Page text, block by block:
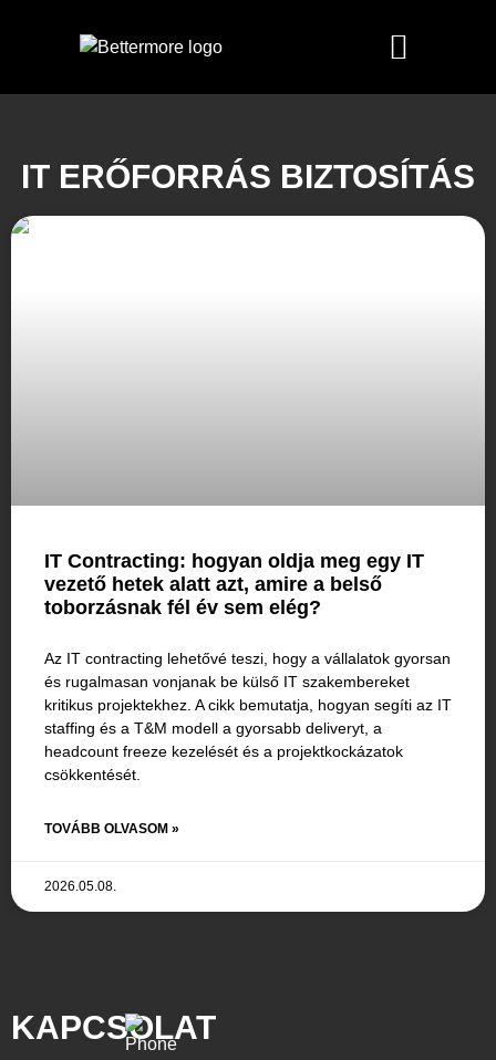
IT ERŐFORRÁS BIZTOSÍTÁS
IT Contracting: hogyan oldja meg egy IT
vezető hetek alatt azt, amire a belső
toborzásnak fél év sem elég?
Az IT contracting lehetővé teszi, hogy a vállalatok gyorsan
és rugalmasan vonjanak be külső IT szakembereket
kritikus projektekhez. A cikk bemutatja, hogyan segíti az IT
staffing és a T&M modell a gyorsabb deliveryt, a
headcount freeze kezelését és a projektkockázatok
csökkentését.
TOVÁBB OLVASOM »
2026.05.08.
KAPCSOLAT